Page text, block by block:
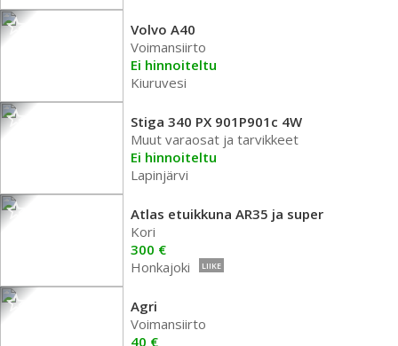
Volvo A40
Voimansiirto
Ei hinnoiteltu
Kiuruvesi
Stiga 340 PX 901P901c 4W
Muut varaosat ja tarvikkeet
Ei hinnoiteltu
Lapinjärvi
Atlas etuikkuna AR35 ja super
Kori
300 €
Honkajoki
LIIKE
Agri
Voimansiirto
40 €